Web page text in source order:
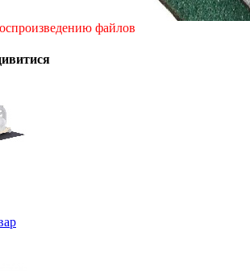
файлов